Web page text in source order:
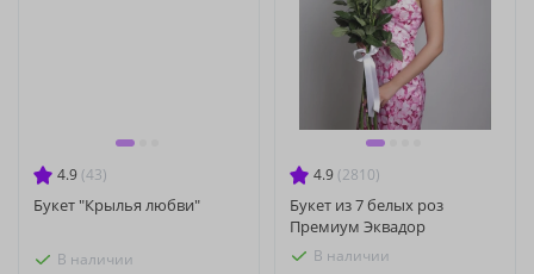
4.9 (43)
Букет "Крылья любви"
В наличии
4.9 (2810)
Букет из 7 белых роз
Премиум Эквадор
В наличии